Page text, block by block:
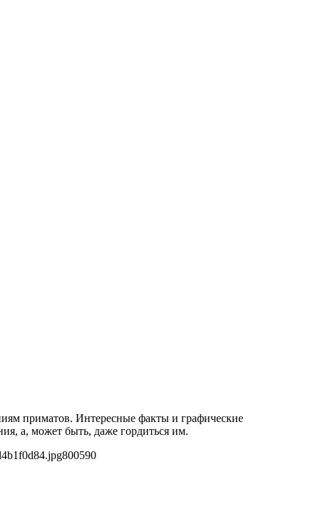
приматов. Интересные факты и графические
а, может быть, даже гордиться им.
800590